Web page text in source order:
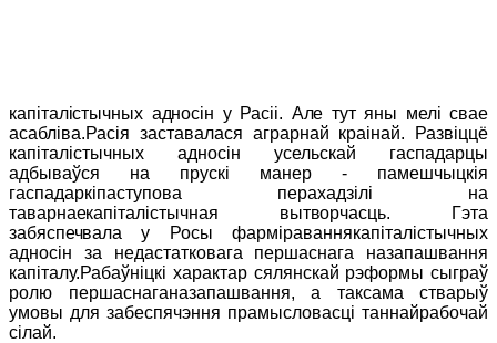
капіталістычных адносін у Расіі. Але тут яны мелі свае
асабліва.Расія заставалася аграрнай краінай. Развіццё
капіталістычных адносін усельскай гаспадарцы
адбываўся на прускі манер - памешчыцкія
гаспадаркіпаступова перахадзілі на
таварнаекапіталістычная вытворчасць. Гэта
забяспечвалау Росы фарміраваннякапіталістычных
адносін за недастатковага першаснага назапашвання
капіталу.Рабаўніцкі характар сялянскай рэформы сыграў
ролю першаснаганазапашвання, а таксама стварыў
умовы для забеспячэння прамысловасці таннайрабочай
сілай.